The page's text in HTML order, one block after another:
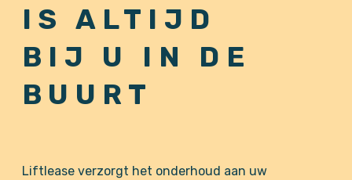
IS ALTIJD
BIJ U IN DE
BUURT
Liftlease verzorgt het onderhoud aan uw